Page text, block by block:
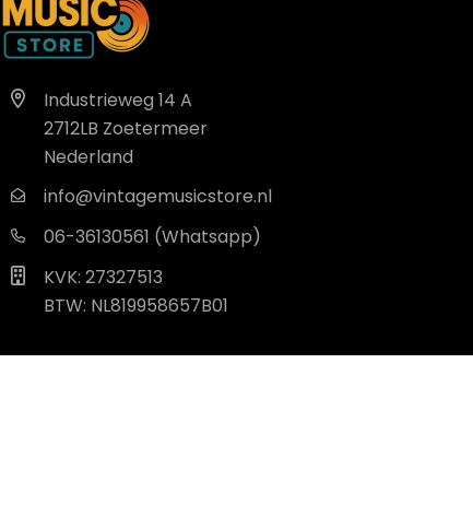
Industrieweg 14 A
2712LB Zoetermeer
Nederland
info@vintagemusicstore.nl
06-36130561 (Whatsapp)
KVK: 27327513
BTW: NL819958657B01